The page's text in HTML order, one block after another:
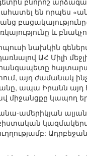
են որպես
և
նախկին
ԱՀ Միլի
ժամանակ
ապա Իրանն այդ
միջանցքը կապող
ամերիկյան